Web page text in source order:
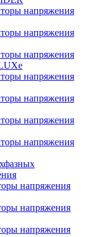
напряжения
напряжения
напряжения
напряжения
напряжения
напряжения
напряжения
напряжения
напряжения
напряжения